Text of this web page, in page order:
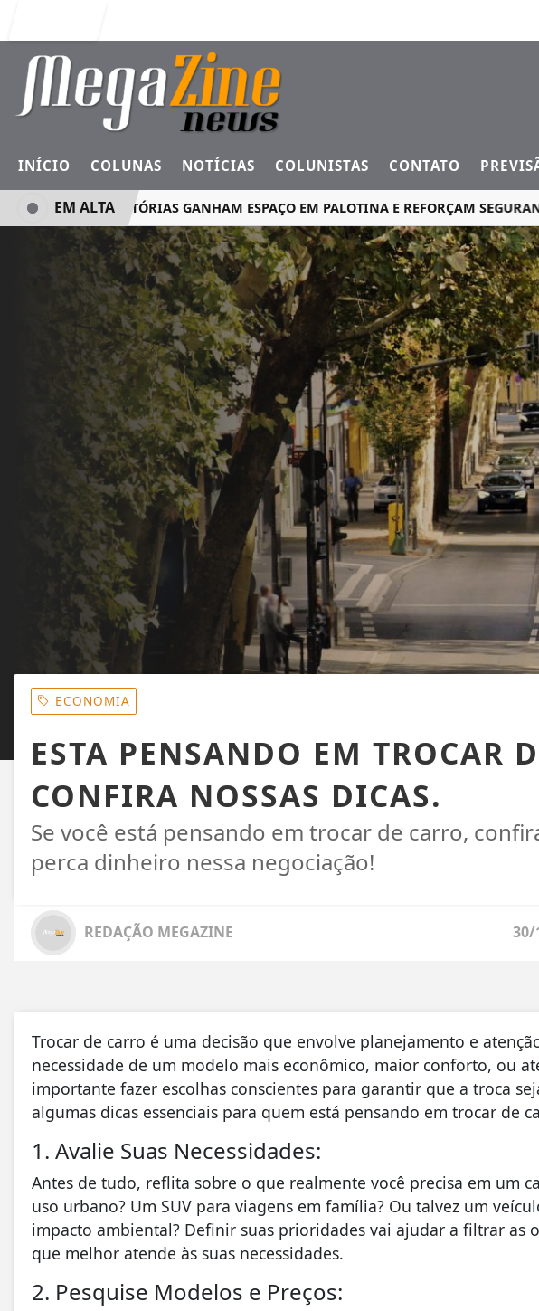
INÍCIO COLUNAS NOTÍCIAS COLUNISTAS CONTATO
MINI ROTATÓRIAS GANHAM ESPAÇO EM PALOTINA E REFORÇAM SEGURANÇA
EM ALTA
ECONOMIA
ESTA PENSANDO EM TROCAR
CONFIRA NOSSAS DICAS.
Se você está pensando em trocar de carro,
perca dinheiro nessa negociação!
REDAÇÃO MEGAZINE 30/
Trocar de carro é uma decisão que envolve planejamento e
necessidade de um modelo mais econômico, maior conforto, ou
importante fazer escolhas conscientes para garantir que a troca
algumas dicas essenciais para quem está pensando em trocar de
1. Avalie Suas Necessidades:
Antes de tudo, reflita sobre o que realmente você precisa em um
uso urbano? Um SUV para viagens em família? Ou talvez um
impacto ambiental? Definir suas prioridades vai ajudar a filtrar as
que melhor atende às suas necessidades.
2. Pesquise Modelos e Preços: